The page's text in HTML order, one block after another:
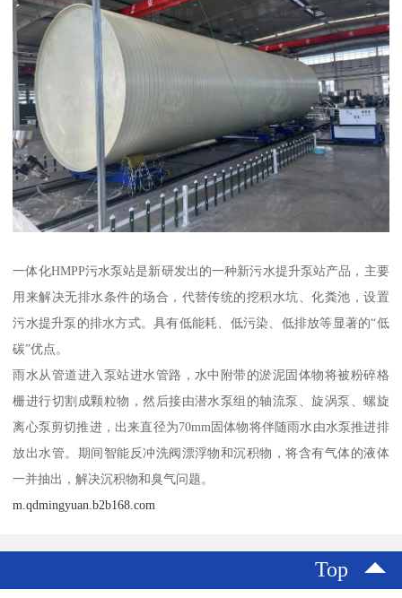
一体化HMPP污水泵站是新研发出的一种新污水提升泵站产品，主要
用来解决无排水条件的场合，代替传统的挖积水坑、化粪池，设置
污水提升泵的排水方式。具有低能耗、低污染、低排放等显著的“低
碳”优点。
雨水从管道进入泵站进水管路，水中附带的淤泥固体物将被粉碎格
栅进行切割成颗粒物，然后接由潜水泵组的轴流泵、旋涡泵、螺旋
离心泵剪切推进，出来直径为70mm固体物将伴随雨水由水泵推进排
放出水管。期间智能反冲洗阀漂浮物和沉积物，将含有气体的液体
一并抽出，解决沉积物和臭气问题。
m.qdmingyuan.b2b168.com
Top